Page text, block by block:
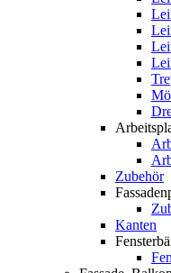
Zubehör
Kanten